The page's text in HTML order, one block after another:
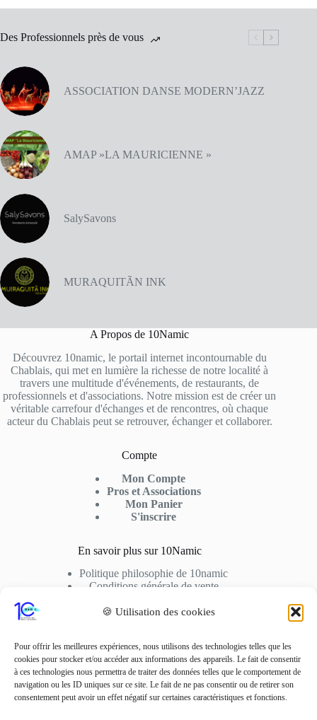
🍪 Utilisation des cookies
Pour offrir les meilleures expériences, nous utilisons des technologies telles que les
cookies pour stocker et/ou accéder aux informations des appareils. Le fait de consentir
à ces technologies nous permettra de traiter des données telles que le comportement de
navigation ou les ID uniques sur ce site. Le fait de ne pas consentir ou de retirer son
consentement peut avoir un effet négatif sur certaines caractéristiques et fonctions.
Des Professionnels près de vous
ASSOCIATION DANSE MODERN’JAZZ
AMAP »LA MAURICIENNE »
SalySavons
MURAQUITÃN INK
A Propos de 10Namic
Découvrez 10namic, le portail internet incontournable du
Chablais, qui met en lumière la richesse de notre localité à
travers une multitude d'événements, de restaurants, de
professionnels et d'associations. Notre mission est de créer un
véritable carrefour d'échanges et de rencontres, où chaque
acteur du Chablais peut se retrouver, échanger et collaborer.
Compte
Mon Compte
Pros et Associations
Mon Panier
S'inscrire
En savoir plus sur 10Namic
Politique philosophie de 10namic
Conditions générale de vente
Cookies
Nous Contactez
Adresse: 10fusio – 74500 PUBLIER
Contact: +33 6 01 62 51 02